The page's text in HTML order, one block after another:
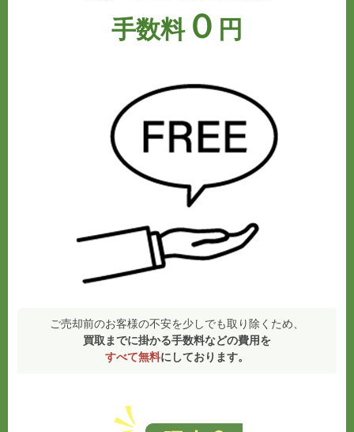
手数料０ 円
ご売却前のお客様の不安を少しでも取り除くため、
買取までに掛かる手数料などの費用を
すべて無料にしております。